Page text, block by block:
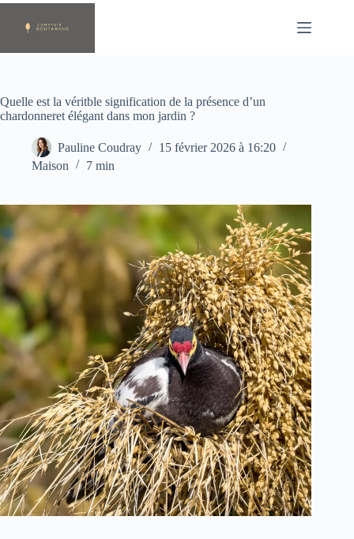
Passer
contenu
Quelle est la véritble signification de la présence d’un
chardonneret élégant dans mon jardin ?
Pauline Coudray
15 février 2026 à 16:20
Maison
7 min